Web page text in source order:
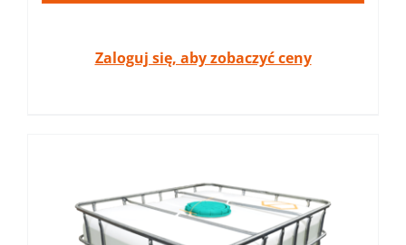
Zaloguj się, aby zobaczyć ceny